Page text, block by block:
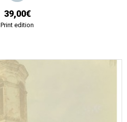
39,00€
Print edition